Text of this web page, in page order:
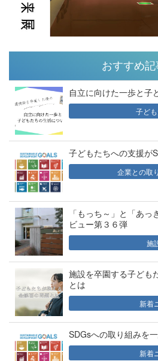
おすすめ記
自立に向けた一歩と子
子ど
子どもたちへの支援が
企業との取
「もっち～」と「あ
ビュー第３６弾
施
施設を卒園する子ども
とは
新着
SDGsへの取り組みを
新着